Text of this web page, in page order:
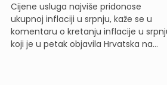
Cijene usluga najviše pridonose
ukupnoj inflaciji u srpnju, kaže se u
komentaru o kretanju inflacije u
koji je u petak objavila Hrvatska na...